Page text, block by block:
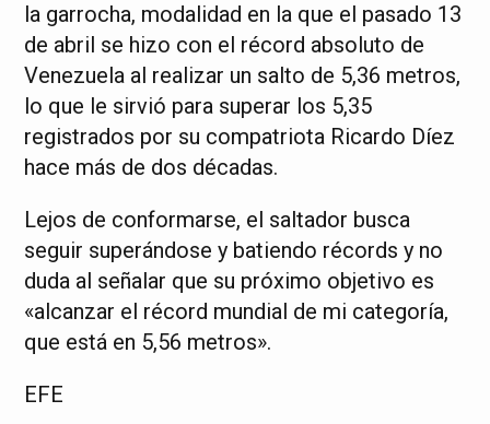
la garrocha, modalidad en la que el pasado 13
de abril se hizo con el récord absoluto de
Venezuela al realizar un salto de 5,36 metros,
lo que le sirvió para superar los 5,35
registrados por su compatriota Ricardo Díez
hace más de dos décadas.
Lejos de conformarse, el saltador busca
seguir superándose y batiendo récords y no
duda al señalar que su próximo objetivo es
«alcanzar el récord mundial de mi categoría,
que está en 5,56 metros».
EFE